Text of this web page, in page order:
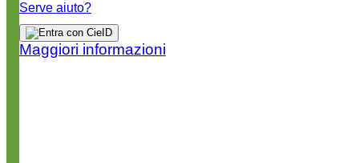
Serve aiuto?
Maggiori informazioni